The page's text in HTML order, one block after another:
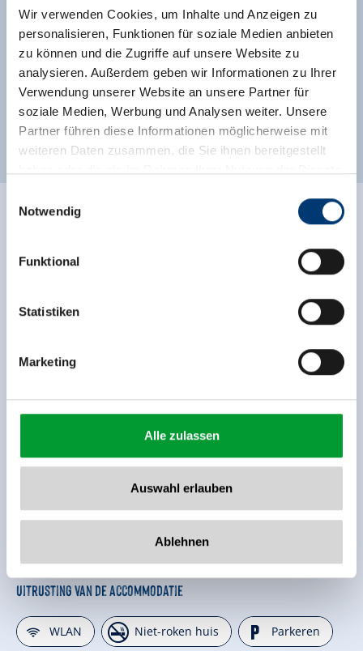
Wir verwenden Cookies, um Inhalte und Anzeigen zu
personalisieren, Funktionen für soziale Medien anbieten
zu können und die Zugriffe auf unsere Website zu
analysieren. Außerdem geben wir Informationen zu Ihrer
Verwendung unserer Website an unsere Partner für
soziale Medien, Werbung und Analysen weiter. Unsere
Partner führen diese Informationen möglicherweise mit
weiteren Daten zusammen, die Sie ihnen bereitgestellt
Rohr 23// A-6280 Zell am Ziller
www.zillertalarena.com
Notwendig
Funktional
Statistiken
Marketing
Alle zulassen
Auswahl erlauben
Ablehnen
Uitrusting
Beschikbaarheidskalender
Andere kamers en appartementen
Uitrusting van de accommodatie
🜉WLAN 🏝Niet-roken huis 🐈Parkeren